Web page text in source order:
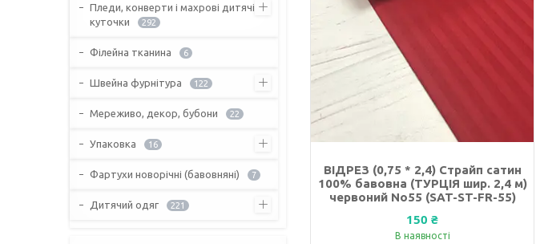
ВІДРЕЗ (0,75 * 2,4) Страйп сатин
100% бавовна (ТУРЦІЯ шир. 2,4 м)
червоний No55 (SAT-ST-FR-55)
150 ₴
В наявності
Пледи, конверти і махрові дитячі
куточки
292
Філейна тканина 6
Швейна фурнітура 122
Мереживо, декор, бубони 22
Упаковка 16
Фартухи новорічні (бавовняні) 7
Дитячий одяг 221